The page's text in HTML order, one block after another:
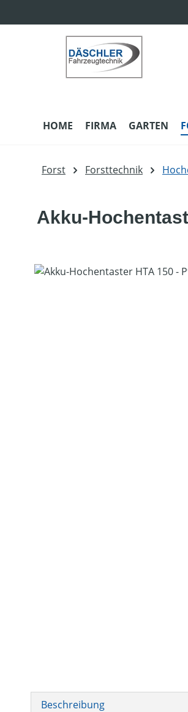
HOME FIRMA GARTEN
Forst Forsttechnik
Akku-
Bildergalerie überspringen
Beschreibung